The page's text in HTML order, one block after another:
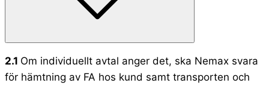
2.1 Om individuellt avtal anger det, ska Nemax svara
för hämtning av FA hos kund samt transporten och